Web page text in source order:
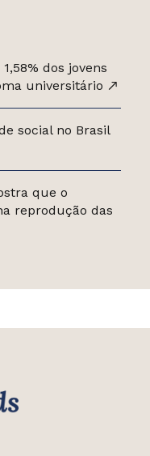
dos jovens
universitário
social no Brasil
que o
reprodução das